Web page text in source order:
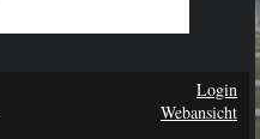
Login
Webansicht